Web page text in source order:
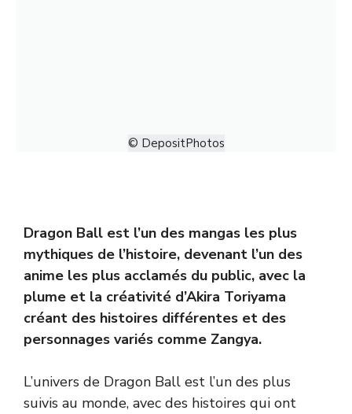
© DepositPhotos
Dragon Ball est l’un des mangas les plus
mythiques de l’histoire, devenant l’un des
anime les plus acclamés du public, avec la
plume et la créativité d’Akira Toriyama
créant des histoires différentes et des
personnages variés comme Zangya.
L’univers de Dragon Ball est l’un des plus
suivis au monde, avec des histoires qui ont